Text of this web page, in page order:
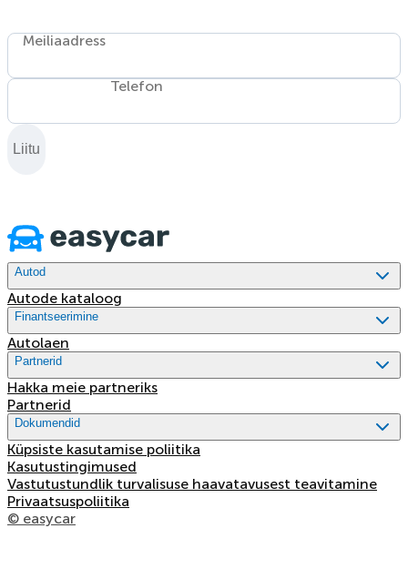
Meiliaadress
Telefon
Liitu
Autod
Autode kataloog
Finantseerimine
Autolaen
Partnerid
Hakka meie partneriks
Partnerid
Dokumendid
Küpsiste kasutamise poliitika
Kasutustingimused
Vastutustundlik turvalisuse haavatavusest teavitamine
Privaatsuspoliitika
© easycar